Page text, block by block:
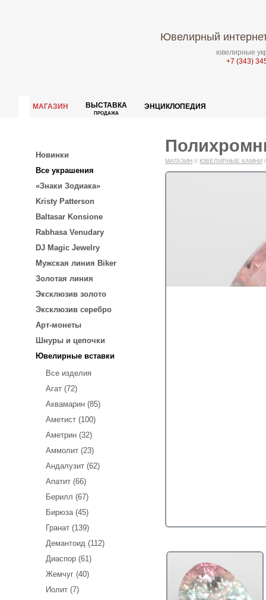
Ювелирный
ювелирные
+7 (343)
МАГАЗИН ВЫСТАВКА
ПРОДАЖА
ЭНЦИКЛОПЕДИЯ
Новинки
Все украшения
«Знаки Зодиака»
Kristy Patterson
Baltasar Konsione
Rabhasa Venudary
DJ Magic Jewelry
Мужская линия Biker
Золотая линия
Эксклюзив золото
Эксклюзив серебро
Арт-монеты
Шнуры и цепочки
Ювелирные вставки
Все изделия
Агат (72)
Аквамарин (85)
Аметист (100)
Аметрин (32)
Аммолит (23)
Андалузит (62)
Апатит (66)
Берилл (67)
Бирюза (45)
Гранат (139)
Демантоид (112)
Диаспор (61)
Жемчуг (40)
Иолит (7)
МАГАЗИН // ЮВЕЛИРНЫЕ КАМНИ